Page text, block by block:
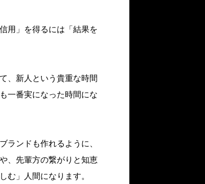
用」を得るには「結果を
、新人という貴重な時間
一番実になった時間にな
ランドも作れるように、
、先輩方の繋がりと知恵
む」人間になります。